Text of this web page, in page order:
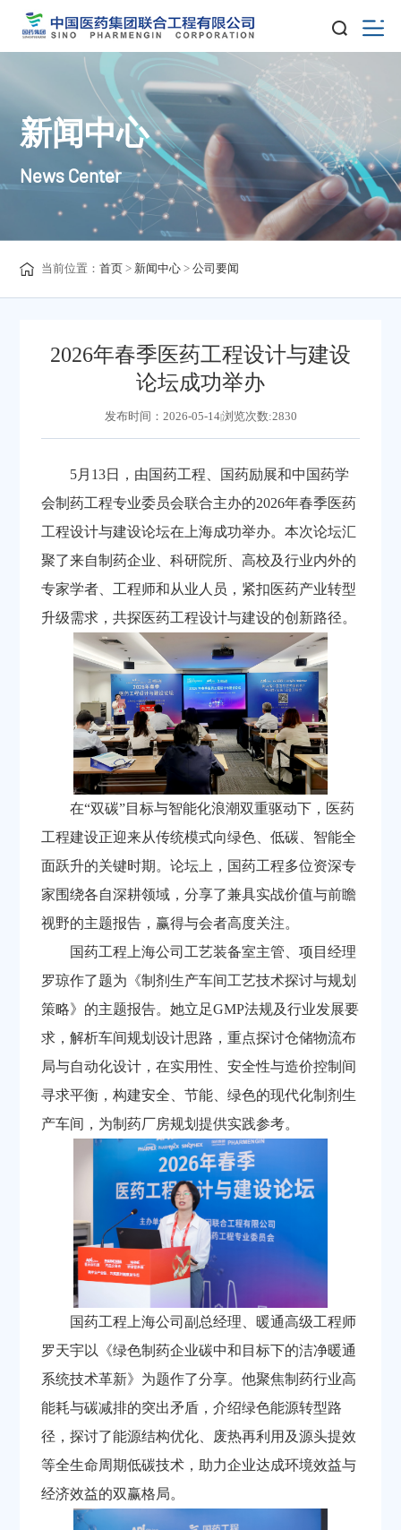
新闻中心
News Center
当前位置：首页 > 新闻中心 >公司要闻
2026年春季医药工程设计与建设
论坛成功举办
发布时间：2026-05-14|浏览次数:2830
5月13日，由国药工程、国药励展和中国药学
会制药工程专业委员会联合主办的2026年春季医药
工程设计与建设论坛在上海成功举办。本次论坛汇
聚了来自制药企业、科研院所、高校及行业内外的
专家学者、工程师和从业人员，紧扣医药产业转型
升级需求，共探医药工程设计与建设的创新路径。
在“双碳”目标与智能化浪潮双重驱动下，医药
工程建设正迎来从传统模式向绿色、低碳、智能全
面跃升的关键时期。论坛上，国药工程多位资深专
家围绕各自深耕领域，分享了兼具实战价值与前瞻
视野的主题报告，赢得与会者高度关注。
国药工程上海公司工艺装备室主管、项目经理
罗琼作了题为《制剂生产车间工艺技术探讨与规划
策略》的主题报告。她立足GMP法规及行业发展要
求，解析车间规划设计思路，重点探讨仓储物流布
局与自动化设计，在实用性、安全性与造价控制间
寻求平衡，构建安全、节能、绿色的现代化制剂生
产车间，为制药厂房规划提供实践参考。
国药工程上海公司副总经理、暖通高级工程师
罗天宇以《绿色制药企业碳中和目标下的洁净暖通
系统技术革新》为题作了分享。他聚焦制药行业高
能耗与碳减排的突出矛盾，介绍绿色能源转型路
径，探讨了能源结构优化、废热再利用及源头提效
等全生命周期低碳技术，助力企业达成环境效益与
经济效益的双赢格局。